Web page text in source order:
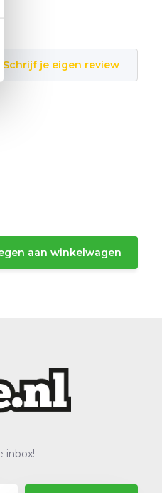
Schrijf je eigen review
aan winkelwagen
inbox!